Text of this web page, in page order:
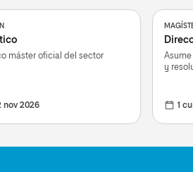
máster oficial del sector
nov 2026
y
1